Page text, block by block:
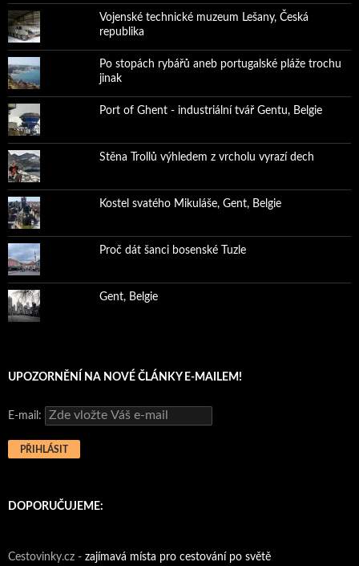
Vojenské technické muzeum Lešany, Česká
republika
Po stopách rybářů aneb portugalské pláže trochu
jinak
Port of Ghent - industriální tvář Gentu, Belgie
Stěna Trollů výhledem z vrcholu vyrazí dech
Kostel svatého Mikuláše, Gent, Belgie
Proč dát šanci bosenské Tuzle
Gent, Belgie
UPOZORNĚNÍ NA NOVÉ ČLÁNKY E-MAILEM!
E-mail:
DOPORUČUJEME:
Cestovinky.cz - zajímavá místa pro cestování po světě